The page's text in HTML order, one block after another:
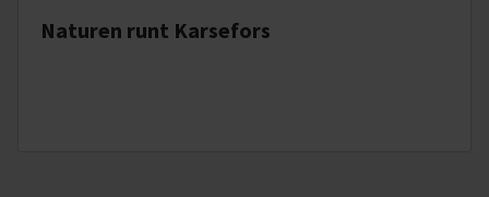
Naturen runt Karsefors